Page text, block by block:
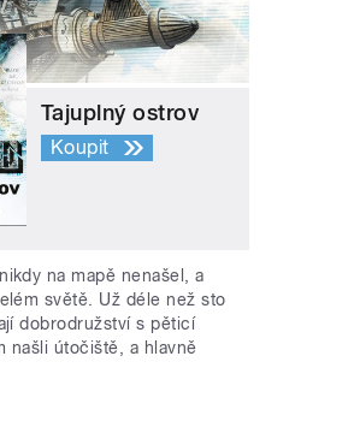
Tajuplný ostrov
Koupit
na mapě nenašel, a
světě. Už déle než sto
dobrodružství s pěticí
našli útočiště, a hlavně